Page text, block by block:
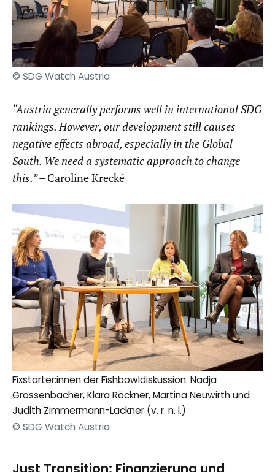
© SDG Watch Austria
“Austria generally performs well in international SDG
rankings.However, our development still causes
negative effects abroad, especially in the Global
South. We need a systematic approach to change
this.”– CarolineKrecké
Fixstarter:innen der Fishbowldiskussion: Nadja
Grossenbacher, Klara Röckner, Martina Neuwirth und
Judith Zimmermann-Lackner (v. r. n. l.)
© SDG Watch Austria